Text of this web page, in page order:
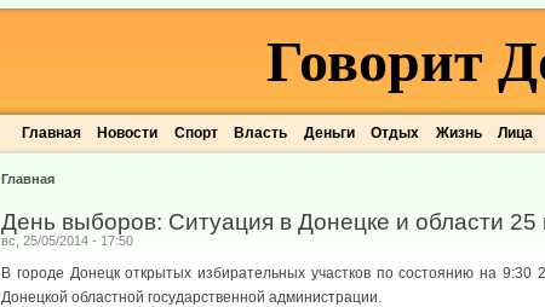
Главная Новости Спорт Власть Деньги Отдых Жизнь Лица
Говорит
Главная
День выборов: Ситуация в Донецке и области 25
вс, 25/05/2014 - 17:50
В городе Донецк открытых избирательных участков по состоянию на
Донецкой областной государственной администрации.